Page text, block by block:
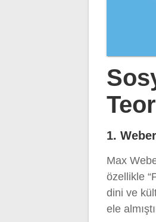
1.
Max
özellikle
dini ve
ele